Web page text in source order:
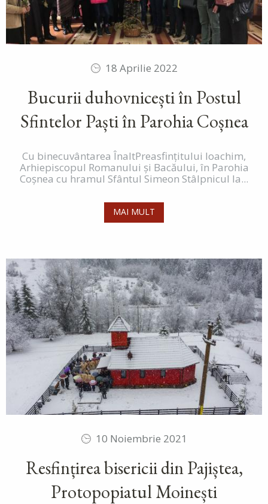
18 Aprilie 2022
Bucurii duhovnicești în Postul
Sfintelor Paști în Parohia Coșnea
Cu binecuvântarea ÎnaltPreasfințitului Ioachim,
Arhiepiscopul Romanului și Bacăului, în Parohia
Coșnea cu hramul Sfântul Simeon Stâlpnicul la...
MAI MULT
10 Noiembrie 2021
Resfințirea bisericii din Pajiștea,
Protopopiatul Moinești